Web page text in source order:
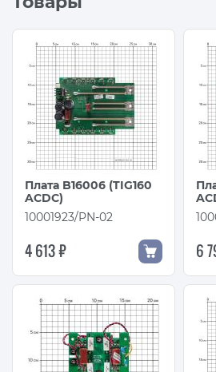
Плата B16006 (TIG160
ACDC)
10001923/PN-02
4 613 ₽ 6